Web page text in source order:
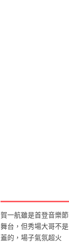
賀一航雖是首登音樂節
舞台，但秀場大哥不是
蓋的，場子氣氛超火